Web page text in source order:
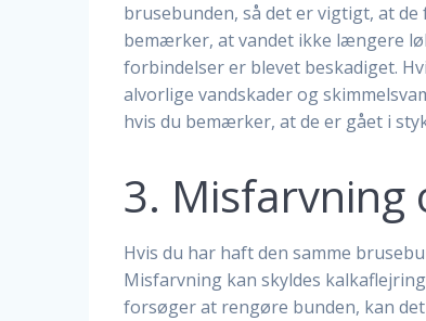
brusebunden, så det er vigtigt, at
bemærker, at vandet ikke længere
forbindelser er blevet beskadiget.
alvorlige vandskader og
hvis du bemærker, at de er gået i
3. Misfarvning
Hvis du har haft den samme
Misfarvning kan skyldes
forsøger at rengøre bunden, kan